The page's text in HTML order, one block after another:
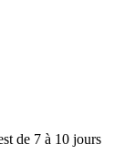
de 7 à 10 jours